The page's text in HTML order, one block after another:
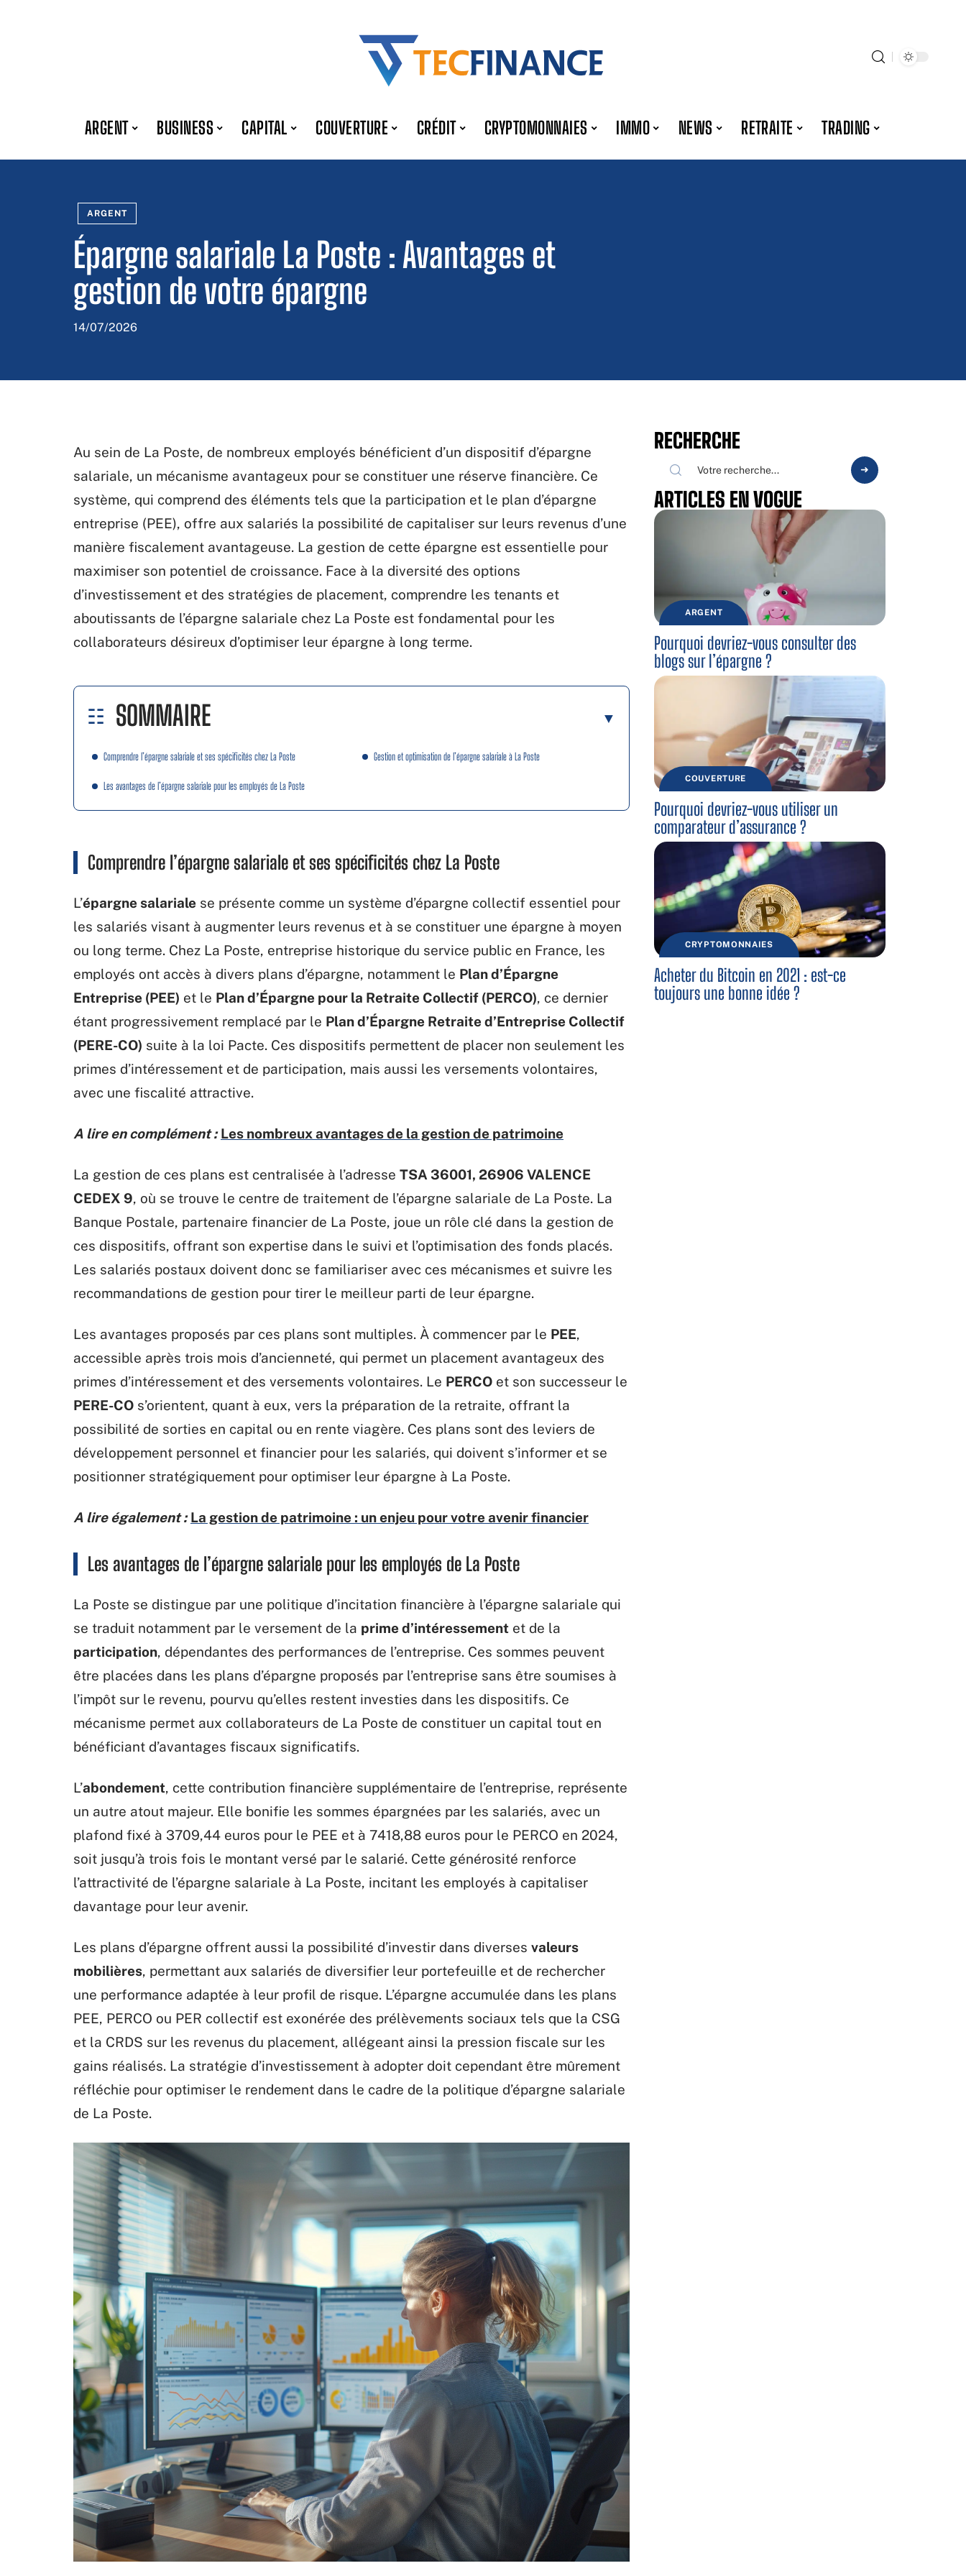
ARGENT BUSINESS CAPITAL COUVERTURE CRÉDIT CRYPTOMONNAIES IMMO NEWS RETRAITE TRADING
ARGENT
Épargne salariale La Poste : Avantages et
gestion de votre épargne
14/07/2026
Au sein de La Poste, de nombreux employés bénéficient d’un dispositif d’épargne
salariale, un mécanisme avantageux pour se constituer une réserve financière. Ce
système, qui comprend des éléments tels que la participation et le plan d’épargne
entreprise (PEE), offre aux salariés la possibilité de capitaliser sur leurs revenus d’une
manière fiscalement avantageuse. La gestion de cette épargne est essentielle pour
maximiser son potentiel de croissance. Face à la diversité des options
d’investissement et des stratégies de placement, comprendre les tenants et
aboutissants de l’épargne salariale chez La Poste est fondamental pour les
collaborateurs désireux d’optimiser leur épargne à long terme.
SOMMAIRE
Comprendre l’épargne salariale et ses spécificités chez La Poste
Les avantages de l’épargne salariale pour les employés de La Poste
Gestion et optimisation de l’épargne salariale à La Poste
Comprendre l’épargne salariale et ses spécificités chez La Poste
L’épargne salariale se présente comme un système d’épargne collectif essentiel pour
les salariés visant à augmenter leurs revenus et à se constituer une épargne à moyen
ou long terme. Chez La Poste, entreprise historique du service public en France, les
employés ont accès à divers plans d’épargne, notamment le Plan d’Épargne
Entreprise (PEE) et le Plan d’Épargne pour la Retraite Collectif (PERCO), ce dernier
étant progressivement remplacé par le Plan d’Épargne Retraite d’Entreprise Collectif
(PERE-CO) suite à la loi Pacte. Ces dispositifs permettent de placer non seulement les
primes d’intéressement et de participation, mais aussi les versements volontaires,
avec une fiscalité attractive.
A lire en complément : Les nombreux avantages de la gestion de patrimoine
La gestion de ces plans est centralisée à l’adresse TSA 36001, 26906 VALENCE
CEDEX 9, où se trouve le centre de traitement de l’épargne salariale de La Poste. La
Banque Postale, partenaire financier de La Poste, joue un rôle clé dans la gestion de
ces dispositifs, offrant son expertise dans le suivi et l’optimisation des fonds placés.
Les salariés postaux doivent donc se familiariser avec ces mécanismes et suivre les
recommandations de gestion pour tirer le meilleur parti de leur épargne.
Les avantages proposés par ces plans sont multiples. À commencer par le PEE,
accessible après trois mois d’ancienneté, qui permet un placement avantageux des
primes d’intéressement et des versements volontaires. Le PERCO et son successeur le
PERE-CO s’orientent, quant à eux, vers la préparation de la retraite, offrant la
possibilité de sorties en capital ou en rente viagère. Ces plans sont des leviers de
développement personnel et financier pour les salariés, qui doivent s’informer et se
positionner stratégiquement pour optimiser leur épargne à La Poste.
A lire également : La gestion de patrimoine : un enjeu pour votre avenir financier
Les avantages de l’épargne salariale pour les employés de La Poste
La Poste se distingue par une politique d’incitation financière à l’épargne salariale qui
se traduit notamment par le versement de la prime d’intéressement et de la
participation, dépendantes des performances de l’entreprise. Ces sommes peuvent
être placées dans les plans d’épargne proposés par l’entreprise sans être soumises à
l’impôt sur le revenu, pourvu qu’elles restent investies dans les dispositifs. Ce
mécanisme permet aux collaborateurs de La Poste de constituer un capital tout en
bénéficiant d’avantages fiscaux significatifs.
L’abondement, cette contribution financière supplémentaire de l’entreprise, représente
un autre atout majeur. Elle bonifie les sommes épargnées par les salariés, avec un
plafond fixé à 3709,44 euros pour le PEE et à 7418,88 euros pour le PERCO en 2024,
soit jusqu’à trois fois le montant versé par le salarié. Cette générosité renforce
l’attractivité de l’épargne salariale à La Poste, incitant les employés à capitaliser
davantage pour leur avenir.
Les plans d’épargne offrent aussi la possibilité d’investir dans diverses valeurs
mobilières, permettant aux salariés de diversifier leur portefeuille et de rechercher
une performance adaptée à leur profil de risque. L’épargne accumulée dans les plans
PEE, PERCO ou PER collectif est exonérée des prélèvements sociaux tels que la CSG
et la CRDS sur les revenus du placement, allégeant ainsi la pression fiscale sur les
gains réalisés. La stratégie d’investissement à adopter doit cependant être mûrement
réfléchie pour optimiser le rendement dans le cadre de la politique d’épargne salariale
de La Poste.
RECHERCHE
ARTICLES EN VOGUE
ARGENT
Pourquoi devriez-vous consulter des
blogs sur l’épargne ?
COUVERTURE
Pourquoi devriez-vous utiliser un
comparateur d’assurance ?
CRYPTOMONNAIES
Acheter du Bitcoin en 2021 : est-ce
toujours une bonne idée ?